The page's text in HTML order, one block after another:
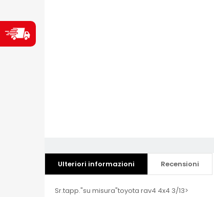
Ulteriori informazioni Recensioni
Sr.tapp."su misura"toyota rav4 4x4 3/13>